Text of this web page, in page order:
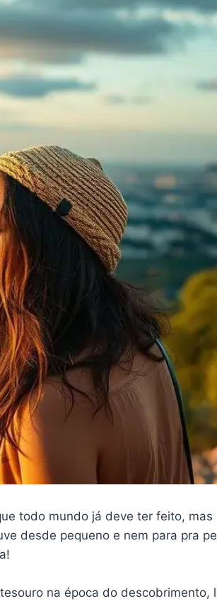
todo mundo já deve ter feito, mas
desde pequeno e nem para pra
na época do descobrimento,